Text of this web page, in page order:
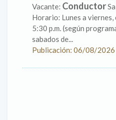
Vacante: Conductor
Horario: Lunes a viernes,
5:30 p.m. (según
sabados de...
Publicación: 06/08/